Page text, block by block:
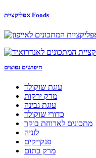
אפליקציית Foods
חיפושים נפוצים
עוגת שוקולד
מרק ירקות
עוגת גבינה
כדורי שוקולד
מתכונים לארוחת בוקר
לזניה
פנקייקים
מרק כתום